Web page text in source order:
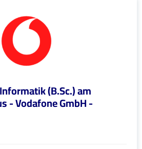
(B.Sc.) am
- Vodafone GmbH -